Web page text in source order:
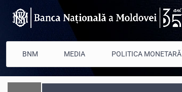
Mergi la conţinutul principal
BNM MEDIA POLITICA MONETARĂ